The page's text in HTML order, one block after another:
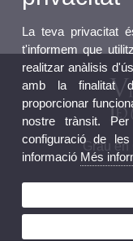
Grau en
La teva privacitat
t'informem que
realitzar anàlisis
amb la finalitat
proporcionar
nostre trànsit.
configuració de
informació Més